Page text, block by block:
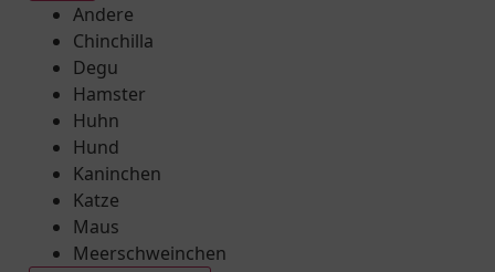
Andere
Chinchilla
Degu
Hamster
Huhn
Hund
Kaninchen
Katze
Maus
Meerschweinchen